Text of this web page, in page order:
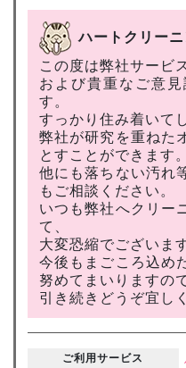
ハートクリーニ
この度は弊社サービ
および貴重なご意
す。
すっかり住み着いて
弊社が研究を重ねた
とすことができます。
他にも落ちない汚れ
もご相談ください。
いつも弊社へクリー
て、
大変恐縮でございます
今後もまごころ込め
努めてまいりますの
引き続きどうぞ宜し
ご利用サービス